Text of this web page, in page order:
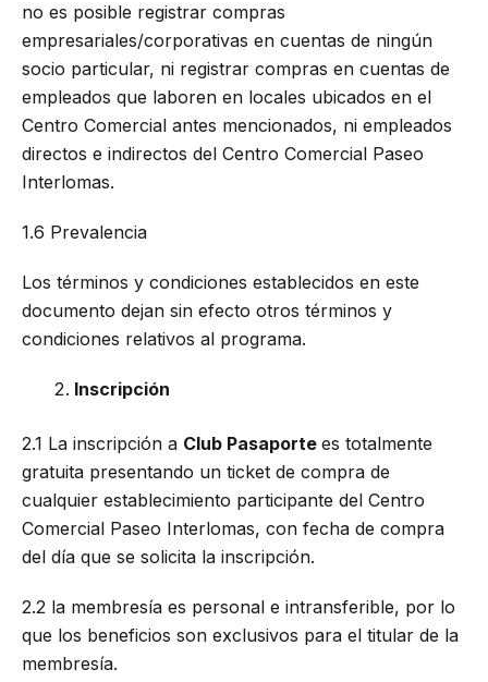
no es posible registrar compras
empresariales/corporativas en cuentas de ningún
socio particular, ni registrar compras en cuentas de
empleados que laboren en locales ubicados en el
Centro Comercial antes mencionados, ni empleados
directos e indirectos del Centro Comercial Paseo
Interlomas.
1.6 Prevalencia
Los términos y condiciones establecidos en este
documento dejan sin efecto otros términos y
condiciones relativos al programa.
Inscripción
2.1 La inscripción a Club Pasaporte es totalmente
gratuita presentando un ticket de compra de
cualquier establecimiento participante del Centro
Comercial Paseo Interlomas, con fecha de compra
del día que se solicita la inscripción.
2.2 la membresía es personal e intransferible, por lo
que los beneficios son exclusivos para el titular de la
membresía.